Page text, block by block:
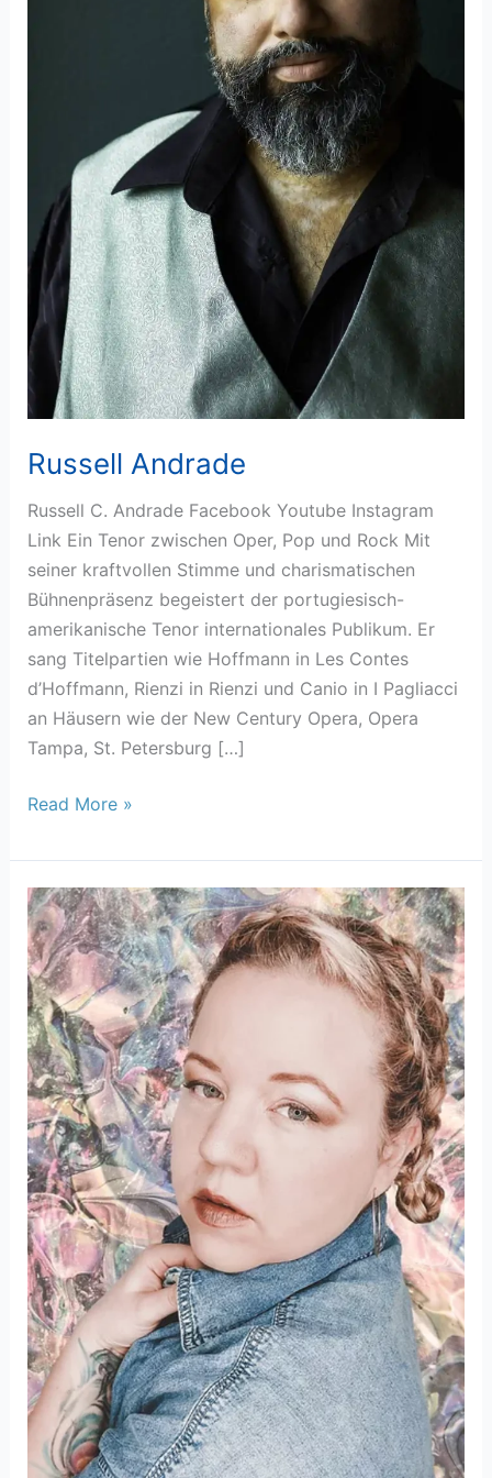
Russell Andrade
Russell C. Andrade Facebook Youtube Instagram
Link Ein Tenor zwischen Oper, Pop und Rock Mit
seiner kraftvollen Stimme und charismatischen
Bühnenpräsenz begeistert der portugiesisch-
amerikanische Tenor internationales Publikum. Er
sang Titelpartien wie Hoffmann in Les Contes
d’Hoffmann, Rienzi in Rienzi und Canio in I Pagliacci
an Häusern wie der New Century Opera, Opera
Tampa, St. Petersburg […]
Read More »
Loreley
von
Sinoh